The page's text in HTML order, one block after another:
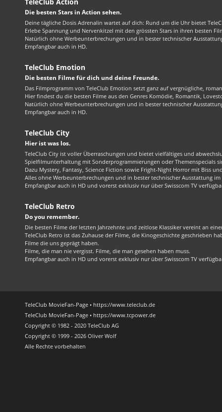
Die besten Stars in Action sehen.
Deine tägliche Dosis Adrenalin wartet auf dich: Rund um die Uhr bietet
Erlebe Spannung und Nervenkitzel mit den grössten Stars in ihren besten
Natürlich ohne Werbeunterbrechungen und in bester technischer
Empfangbar auch in HD.
TeleClub Emotion
Die besten Filme für dich und deine Freunde.
Das Filmprogramm von TeleClub Emotion setzt ganz auf vergnügliche,
Hier findest du die besten Filme aus den Genres Komödie, Romantik,
Natürlich ohne Werbeunterbrechungen und in bester technischer
Empfangbar auch in HD.
TeleClub City
Hier ist was los.
TeleClub City ist voller Überraschungen und bietet vielfältiges und
Spielfilmunterhaltung mit Sonderprogrammierungen oder Themenspecials
Dazu Mystery, Fantasy, Science Fiction sowie Fright-Night Horror mit Biss
Alles ohne Werbeunterbrechungen und in bester technischer Ausstattung
Empfangbar auch in HD und vorerst exklusiv nur über Swisscom TV
TeleClub Retro
Do you remember.
Die besten Filme der letzten Jahrzehnte und zeitlose Klassiker vereint an
TeleClub Retro ist das Zuhause der Filme, die Kinogeschichte geschrieben
Filme die uns geprägt haben.
Filme, die man nie vergisst. Filme, die man gesehen haben muss.
Empfangbar auch in HD und vorerst exklusiv nur über Swisscom TV
TeleClub MovieFan-Page • https://www.teleclub.de
TeleClub MovieFan-Page • https://www.tcpower.de
Copyright © 1982 - 2020 TeleClub AG
Copyright © 1999 - 2026 Oliver Wolf
Alle Rechte vorbehalten